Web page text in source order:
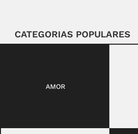
CATEGORIAS POPULARES
AMOR